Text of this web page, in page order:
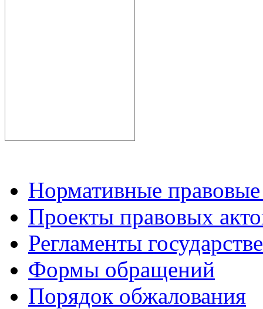
Нормативные
Проекты правовых
Регламенты
Формы обращений
Порядок обжалования